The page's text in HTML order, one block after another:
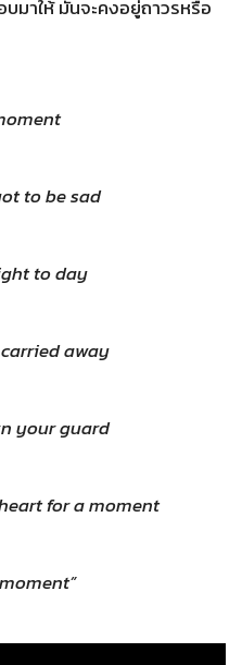
มาให้ มันจะคงอยู่ถาวรหรือ
to be sad
to day
away
your guard
for a moment